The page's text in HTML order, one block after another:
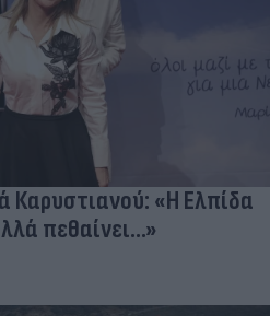
Καρυστιανού: «Η Ελπίδα
πεθαίνει...»